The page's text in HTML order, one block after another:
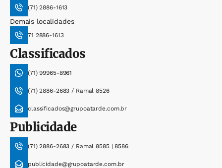
(71) 2886-1613
Demais localidades
71 2886-1613
Classificados
(71) 99965-8961
(71) 2886-2683 / Ramal 8526
classificados@grupoatarde.com.br
Publicidade
(71) 2886-2683 / Ramal 8585 | 8586
publicidade@grupoatarde.com.br